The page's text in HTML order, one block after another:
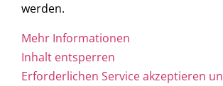
werden.
Mehr Informationen
Inhalt entsperren
Erforderlichen Service akzeptieren